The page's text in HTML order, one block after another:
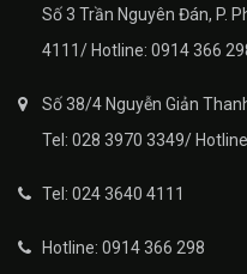
Số 3 Trần Nguyên Đán, P.
4111/ Hotline: 0914 366
Số 38/4 Nguyễn Giản
Tel: 028 3970 3349/
Tel: 024 3640 4111
Hotline: 0914 366 298